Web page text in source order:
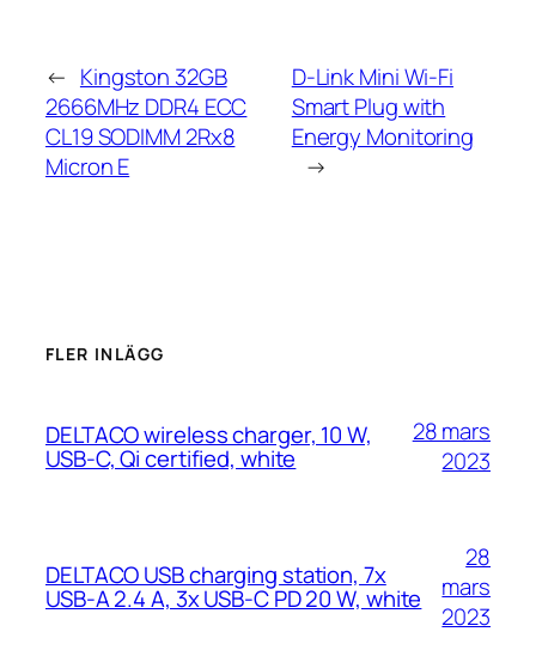
← Kingston 32GB
2666MHz DDR4 ECC
CL19 SODIMM 2Rx8
Micron E
D-Link Mini Wi-Fi
Smart Plug with
Energy Monitoring
→
FLER INLÄGG
DELTACO wireless charger, 10 W,
USB-C, Qi certified, white
28 mars
2023
DELTACO USB charging station, 7x
USB-A 2.4 A, 3x USB-C PD 20 W, white
28
mars
2023